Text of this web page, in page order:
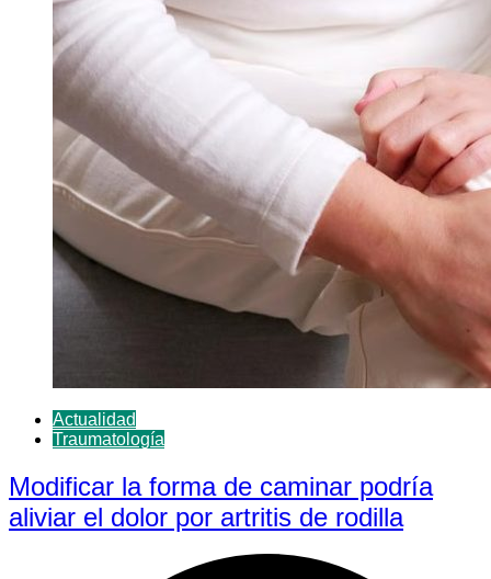
Actualidad
Traumatología
Modificar la forma de caminar podría
aliviar el dolor por artritis de rodilla